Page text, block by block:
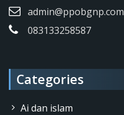
admin@ppobgnp.com
083133258587
Categories
Ai dan islam